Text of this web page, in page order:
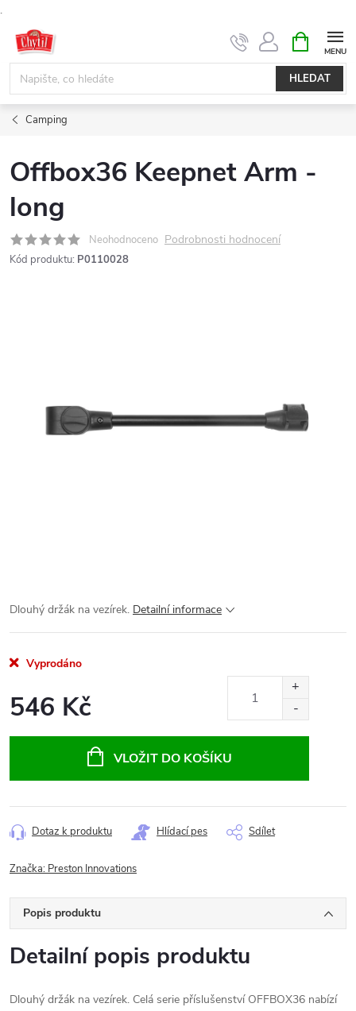
.
obsah
HLEDAT
NÁKUPNÍ
KOŠÍK
Camping
Offbox36 Keepnet Arm -
long
Neohodnoceno Podrobnosti hodnocení
Kód produktu: P0110028
Dlouhý držák na vezírek. Detailní informace
Vyprodáno
546 Kč
VLOŽIT DO KOŠÍKU
Dotaz k produktu Hlídací pes Sdílet
Značka: Preston Innovations
Popis produktu
Detailní popis produktu
Dlouhý držák na vezírek. Celá serie příslušenství OFFBOX36 nabízí